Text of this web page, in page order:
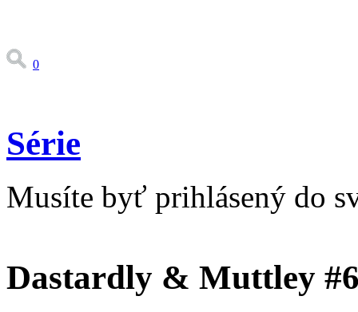
0
Série
Musíte byť prihlásený do
Dastardly & Muttley